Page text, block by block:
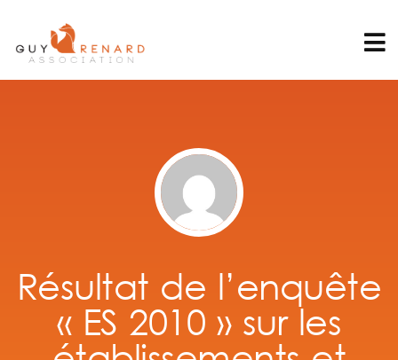
Résultat de l’enquête
« ES 2010 » sur les